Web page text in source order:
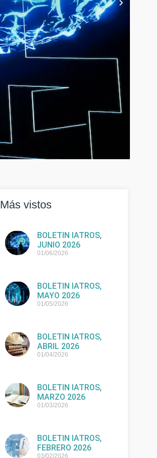
Más vistos
BOLETIN IATROS,
JUNIO 2026
01/06/2026
BOLETIN IATROS,
MAYO 2026
01/05/2026
BOLETIN IATROS,
ABRIL 2026
01/04/2026
BOLETIN IATROS,
MARZO 2026
01/03/2026
BOLETIN IATROS,
FEBRERO 2026
03/02/2026